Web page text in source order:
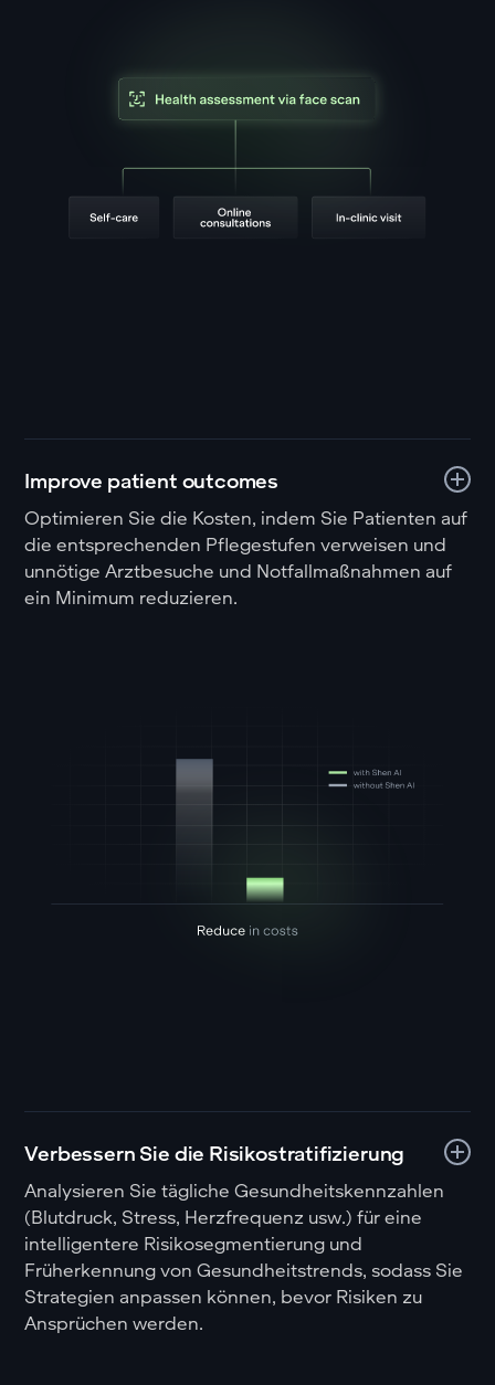
Improve patient outcomes
Optimieren Sie die Kosten, indem Sie Patienten auf
die entsprechenden Pflegestufen verweisen und
unnötige Arztbesuche und Notfallmaßnahmen auf
ein Minimum reduzieren.
Verbessern Sie die Risikostratifizierung
Analysieren Sie tägliche Gesundheitskennzahlen
(Blutdruck, Stress, Herzfrequenz usw.) für eine
intelligentere Risikosegmentierung und
Früherkennung von Gesundheitstrends, sodass Sie
Strategien anpassen können, bevor Risiken zu
Ansprüchen werden.